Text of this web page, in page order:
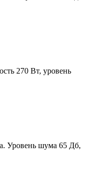
270 Вт, уровень
Уровень шума 65 Дб,